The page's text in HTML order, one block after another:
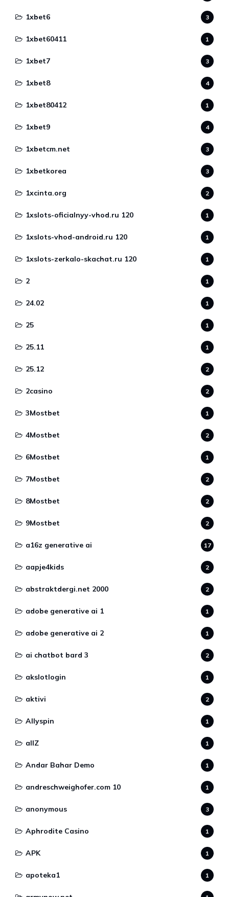
1xbet6 3
1xbet60411 1
1xbet7 3
1xbet8 4
1xbet80412 1
1xbet9 4
1xbetcm.net 3
1xbetkorea 3
1xcinta.org 2
1xslots-oficialnyy-vhod.ru 120 1
1xslots-vhod-android.ru 120 1
1xslots-zerkalo-skachat.ru 120 1
2 1
24.02 1
25 1
25.11 1
25.12 2
2casino 2
3Mostbet 1
4Mostbet 2
6Mostbet 1
7Mostbet 2
8Mostbet 2
9Mostbet 2
a16z generative ai 17
aapje4kids 2
abstraktdergi.net 2000 2
adobe generative ai 1 1
adobe generative ai 2 1
ai chatbot bard 3 2
akslotlogin 1
aktivi 2
Allyspin 1
allZ 1
Andar Bahar Demo 1
andreschweighofer.com 10 1
anonymous 3
Aphrodite Casino 1
APK 1
apoteka1 1